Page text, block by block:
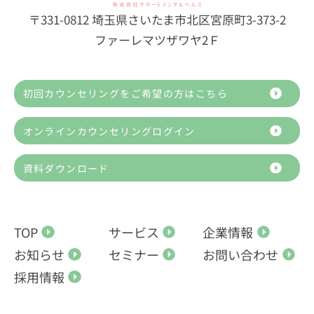
〒331-0812 埼玉県さいたま市北区宮原町3-373-2
ファーレマツザワヤ2Ｆ
初回カウンセリングをご希望の方はこちら
オンラインカウンセリングログイン
資料ダウンロード
TOP サービス
企業情報
お知らせ
セミナー
お問い合わせ
採用情報